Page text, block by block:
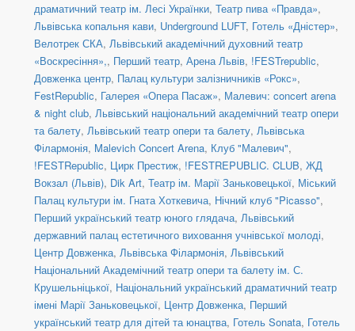
драматичний театр ім. Лесі Українки, Театр пива «Правда»,
Львівська копальня кави, Underground LUFT, Готель «Дністер»,
Велотрек СКА, Львівський академічний духовний театр
«Воскресіння»,, Перший театр, Арена Львів, !FESTrepublic,
Довженка центр, Палац культури залізничників «Рокс»,
FestRepublic, Галерея «Опера Пасаж», Малевич: concert arena
& night club, Львівський національний академічний театр опери
та балету, Львівський театр опери та балету, Львівська
Філармонія, Malevich Concert Arena, Клуб "Малевич",
!FESTRepublic, Цирк Престиж, !FESTREPUBLIC. CLUB, ЖД
Вокзал (Львів), Dik Art, Театр ім. Марії Заньковецької, Міський
Палац культури ім. Гната Хоткевича, Нічний клуб "Picasso",
Перший український театр юного глядача, Львівський
державний палац естетичного виховання учнівської молоді,
Центр Довженка, Львівська Філармонія, Львівський
Національний Академічний театр опери та балету ім. С.
Крушельніцької, Національний український драматичний театр
імені Марії Заньковецької, Центр Довженка, Перший
український театр для дітей та юнацтва, Готель Sonata, Готель